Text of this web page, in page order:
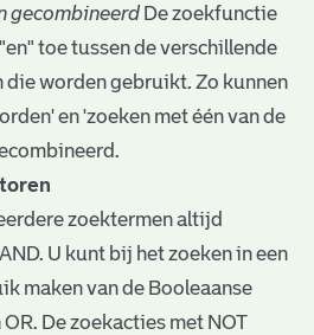
gecombineerdDe zoekfunctie
toe tussen de verschillende
worden gebruikt. Zo kunnen
en 'zoeken met één van de
zoektermen altijd
U kunt bij het zoeken in een
maken van de Booleaanse
De zoekacties met NOT